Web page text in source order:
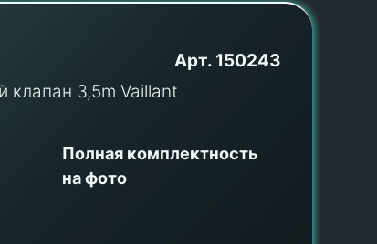
Арт. 150243
Полная комплектность
на фото